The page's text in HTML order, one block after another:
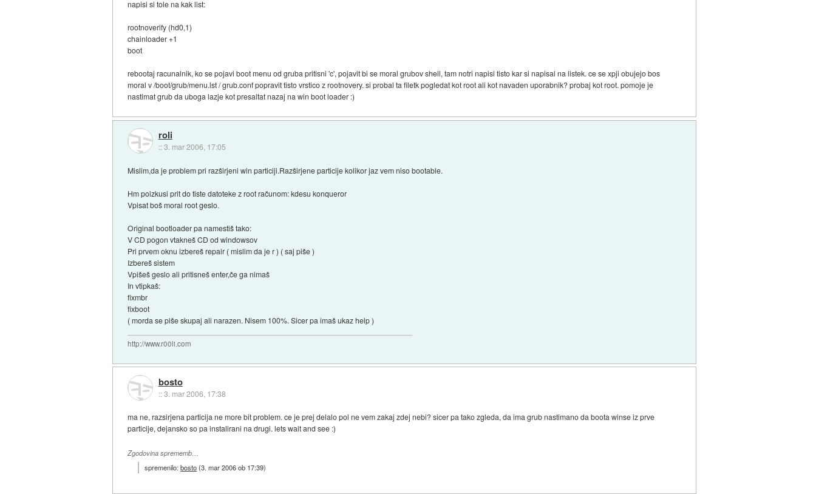
napisi si tole na kak list:
rootnoverify (hd0,1)
chainloader +1
boot
rebootaj racunalnik, ko se pojavi boot menu od gruba pritisni 'c', pojavit bi se moral grubov shell, tam notri napisi tisto kar si napisal na listek. ce se xpji obujejo bos
moral v /boot/grub/menu.lst / grub.conf popravit tisto vrstico z rootnovery. si probal ta filetk pogledat kot root ali kot navaden uporabnik? probaj kot root. pomoje je
nastimat grub da uboga lazje kot presaltat nazaj na win boot loader :)
roli
::3. mar 2006, 17:05
Mislim,da je problem pri razširjeni win particiji.Razširjene particije kolikor jaz vem niso bootable.
Hm poizkusi prit do tiste datoteke z root računom: kdesu konqueror
Vpisat boš moral root geslo.
Original bootloader pa namestiš tako:
V CD pogon vtakneš CD od windowsov
Pri prvem oknu izbereš repair ( mislim da je r ) ( saj piše )
Izbereš sistem
Vpišeš geslo ali pritisneš enter,če ga nimaš
In vtipkaš:
fixmbr
fixboot
( morda se piše skupaj ali narazen. Nisem 100%. Sicer pa imaš ukaz help )
http://www.r00li.com
bosto
::3. mar 2006, 17:38
ma ne, razsirjena particija ne more bit problem. ce je prej delalo pol ne vem zakaj zdej nebi? sicer pa tako zgleda, da ima grub nastimano da boota winse iz prve
particije, dejansko so pa instalirani na drugi. lets wait and see :)
Zgodovina sprememb…
spremenilo:bosto(3. mar 2006 ob 17:39)